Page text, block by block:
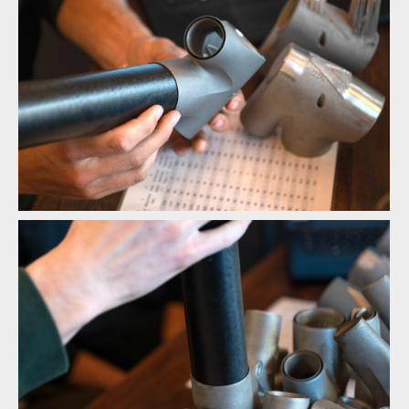
Stačí zalepit a hotovo
Stačí zalepit a hotovo
Stačí zalepit a hotovo